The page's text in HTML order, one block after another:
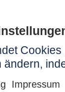
JETZT